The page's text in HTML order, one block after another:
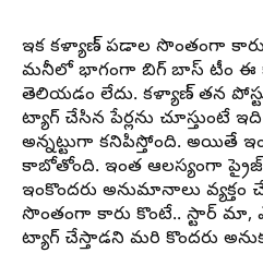
ఇక కళ్యాణ్ పడాల సొంతంగా
మనీలో భాగంగా బిగ్ బాస్ టీం ఈ
తెలియడం లేదు. కళ్యాణ్ తన
ట్యాగ్ చేసిన పేర్లను చూస్తుంటే
అన్నట్టుగా కనిపిస్తోంది. అయితే
కాబోతోంది. ఇంత ఆలస్యంగా
ఇంకొందరు అనుమానాలు వ్యక్తం
సొంతంగా కారు కొంటే.. స్టార్ మా,
ట్యాగ్ చేస్తాడని మరి కొందరు